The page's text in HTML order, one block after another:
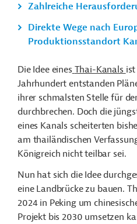
Zahlreiche
Direkte Wege nach
Produktionsstandort
Die Idee eines Thai-Kanals
Jahrhundert entstanden
ihrer schmalsten Stelle für
durchbrechen. Doch die
eines Kanals scheiterten
am thailändischen
Königreich nicht teilbar sei.
Nun hat sich die Idee
eine Landbrücke zu bauen.
2024 in Peking um
Projekt bis 2030 umsetzen